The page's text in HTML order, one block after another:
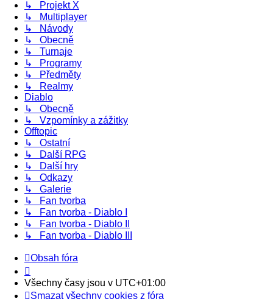
↳ Projekt X
↳ Multiplayer
↳ Návody
↳ Obecně
↳ Turnaje
↳ Programy
↳ Předměty
↳ Realmy
Diablo
↳ Obecně
↳ Vzpomínky a zážitky
Offtopic
↳ Ostatní
↳ Další RPG
↳ Další hry
↳ Odkazy
↳ Galerie
↳ Fan tvorba
↳ Fan tvorba - Diablo I
↳ Fan tvorba - Diablo II
↳ Fan tvorba - Diablo III
Obsah fóra
Všechny časy jsou v UTC+01:00
Smazat všechny cookies z fóra